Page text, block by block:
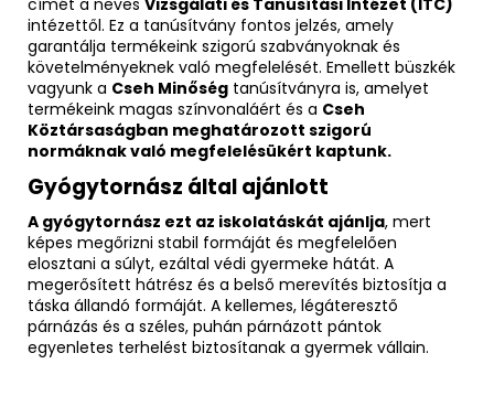
intézettől. Ez a tanúsítvány fontos jelzés, amely
garantálja termékeink szigorú szabványoknak és
követelményeknek való megfelelését. Emellett büszkék
vagyunk a Cseh Minőség tanúsítványra is, amelyet
termékeink magas színvonaláért és a Cseh
Köztársaságban meghatározott szigorú
normáknak való megfelelésükért kaptunk.
Gyógytornász által ajánlott
A gyógytornász ezt az iskolatáskát ajánlja, mert
képes megőrizni stabil formáját és megfelelően
elosztani a súlyt, ezáltal védi gyermeke hátát. A
megerősített hátrész és a belső merevítés biztosítja a
táska állandó formáját. A kellemes, légáteresztő
párnázás és a széles, puhán párnázott pántok
egyenletes terhelést biztosítanak a gyermek vállain.